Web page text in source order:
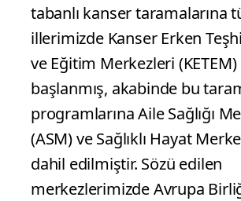
tabanlı kanser taramalarına
illerimizde Kanser Erken
ve Eğitim Merkezleri
başlanmış, akabinde bu
programlarına Aile Sağlığı
(ASM) ve Sağlıklı Hayat
dahil edilmiştir. Sözü edilen
merkezlerimizde Avrupa